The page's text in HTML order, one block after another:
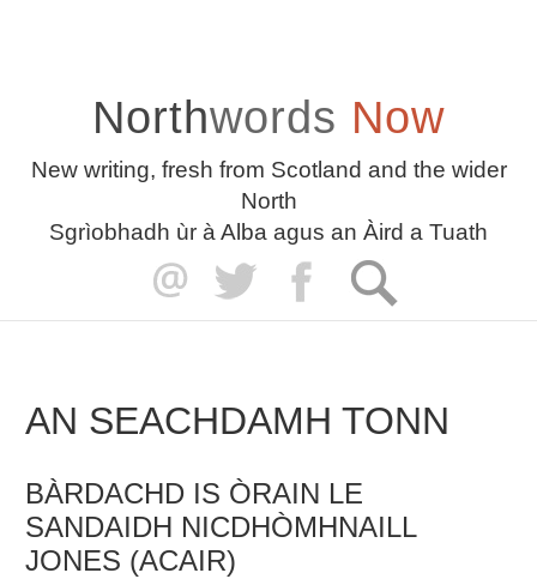
Northwords Now
New writing, fresh from Scotland and the wider
North
Sgrìobhadh ùr à Alba agus an Àird a Tuath
AN SEACHDAMH TONN
BÀRDACHD IS ÒRAIN LE
SANDAIDH NICDHÒMHNAILL
JONES (ACAIR)